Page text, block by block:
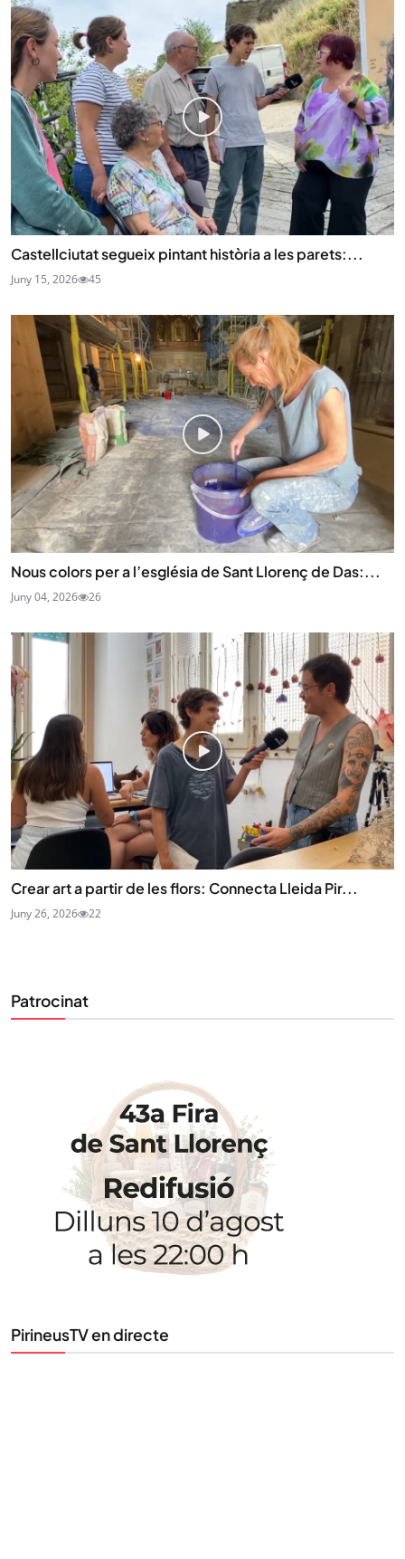
Castellciutat segueix pintant història a les parets:...
Juny 15, 2026 45
Nous colors per a l’església de Sant Llorenç de Das:...
Juny 04, 2026 26
Crear art a partir de les flors: Connecta Lleida Pir...
Juny 26, 2026 22
Patrocinat
PirineusTV en directe